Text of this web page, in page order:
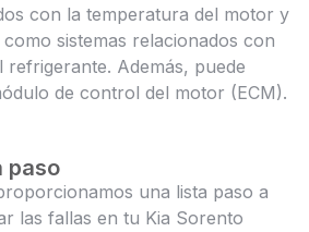
con la temperatura del motor y
sistemas relacionados con
Además, puede
de control del motor (ECM).
paso
una lista paso a
las fallas en tu Kia Sorento